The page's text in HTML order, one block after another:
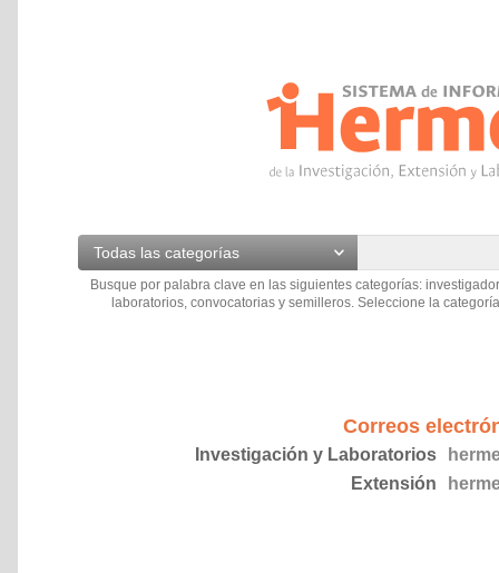
Todas las categorías
Busque por palabra clave en las siguientes categorías:
laboratorios, convocatorias y semilleros. Seleccione la
Correos
Investigación y Laboratorios
Extensión